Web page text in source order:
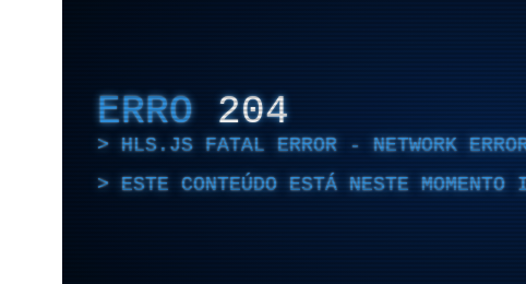
ERRO 204
HLS.JS FATAL ERROR - NETWORK
ESTE CONTEÚDO ESTÁ NESTE